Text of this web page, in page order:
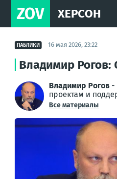
ZOV ХЕРСОН
ПАБЛИКИ 16 мая 2026, 23:22
Владимир Рогов:
Владимир Рогов -
проектам и
Все материалы